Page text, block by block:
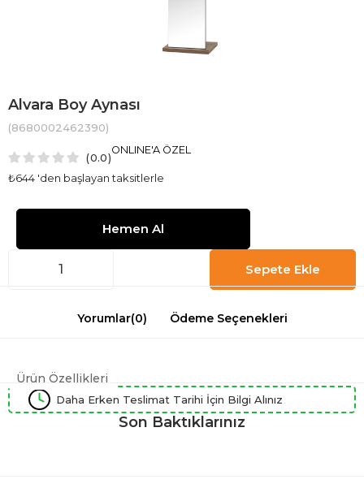
Alvara Boy Aynası
(8680002462390)
0.0
₺644 'den başlayan taksitlerle
ONLINE'A ÖZEL
Yorumlar(0) Ödeme Seçenekleri
Ürün Özellikleri
Daha Erken Teslimat Tarihi İçin Bilgi Alınız
Son Baktıklarınız